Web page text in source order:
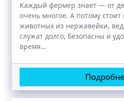
Каждый фермер знает — от
очень многое. А потому
животных из нержавейки,
служат долго, безопасны и
время…